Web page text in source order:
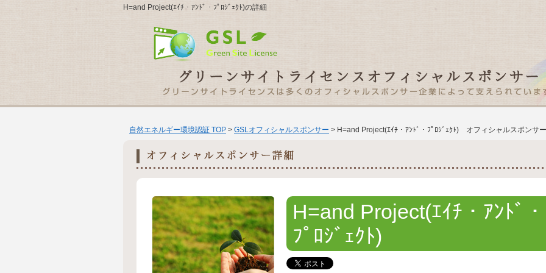
H=and Project(ｴｲﾁ・ｱﾝﾄﾞ・ﾌﾟﾛｼﾞｪｸﾄ)の詳細
自然エネルギー環境認証 TOP > GSLオフィシャルスポンサー > H=and Project(ｴｲﾁ・ｱﾝﾄﾞ・ﾌﾟﾛｼﾞｪｸﾄ) オフィシャルスポンサ
H=and Project(ｴｲﾁ・ｱﾝﾄﾞ・
ﾌﾟﾛｼﾞｪｸﾄ)